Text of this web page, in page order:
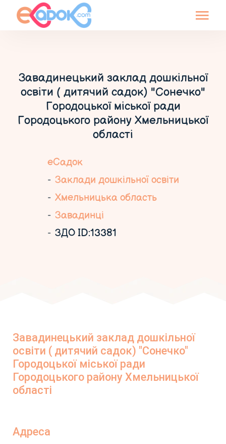
Завадинецький заклад дошкільної
освіти ( дитячий садок) "Сонечко"
Городоцької міської ради
Городоцького району Хмельницької
області
еСадок
Заклади дошкільної освіти
Хмельницька область
Завадинці
ЗДО ID:13381
Завадинецький заклад дошкільної
освіти ( дитячий садок) "Сонечко"
Городоцької міської ради
Городоцького району Хмельницької
області
Адреса